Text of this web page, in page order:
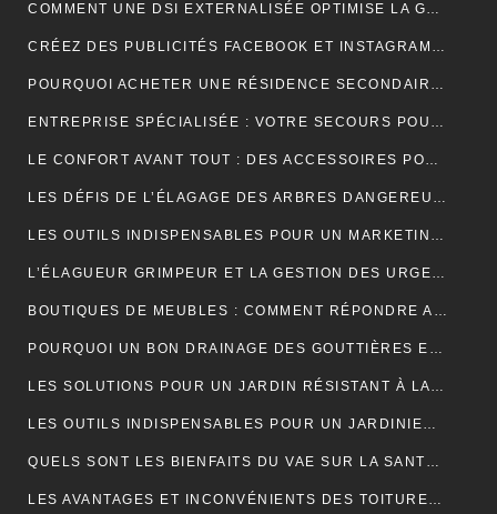
COMMENT UNE DSI EXTERNALISÉE OPTIMISE LA GESTION DE VOTRE SYSTÈME D’INFORMATION ?
CRÉEZ DES PUBLICITÉS FACEBOOK ET INSTAGRAM EFFICACES POUR VOTRE BUSINESS
POURQUOI ACHETER UNE RÉSIDENCE SECONDAIRE DANS LA STATION BALNÉAIRE DE PORTICCIO EN CORSE DU SUD, DANS LE GOLFE D’AJACCIO ?
ENTREPRISE SPÉCIALISÉE : VOTRE SECOURS POUR FACILITER VOTRE DÉMÉNAGEMENT
LE CONFORT AVANT TOUT : DES ACCESSOIRES POUR JOUER PENDANT DES HEURES
LES DÉFIS DE L’ÉLAGAGE DES ARBRES DANGEREUX EN MILIEU RÉSIDENTIEL
LES OUTILS INDISPENSABLES POUR UN MARKETING DIGITAL RÉUSSI
L’ÉLAGUEUR GRIMPEUR ET LA GESTION DES URGENCES SUR LES ARBRES DANGEREUX
BOUTIQUES DE MEUBLES : COMMENT RÉPONDRE AUX EXIGENCES DES CLIENTS POINTILLEUX ?
POURQUOI UN BON DRAINAGE DES GOUTTIÈRES EST ESSENTIEL POUR VOTRE MAISON ?
LES SOLUTIONS POUR UN JARDIN RÉSISTANT À LA SÉCHERESSE
LES OUTILS INDISPENSABLES POUR UN JARDINIER PROFESSIONNEL
QUELS SONT LES BIENFAITS DU VAE SUR LA SANTÉ ?
LES AVANTAGES ET INCONVÉNIENTS DES TOITURES EN BARDEAUX